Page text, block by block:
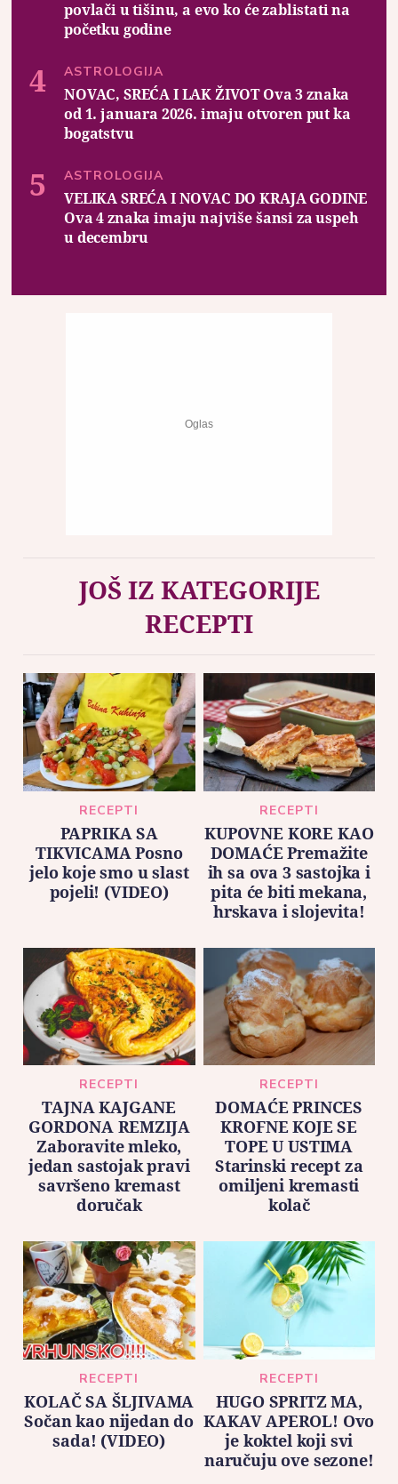
povlači u tišinu, a evo ko će zablistati na
početku godine
ASTROLOGIJA
NOVAC, SREĆA I LAK ŽIVOT Ova 3 znaka
od 1. januara 2026. imaju otvoren put ka
bogatstvu
ASTROLOGIJA
VELIKA SREĆA I NOVAC DO KRAJA GODINE
Ova 4 znaka imaju najviše šansi za uspeh
u decembru
JOŠ IZ KATEGORIJE
RECEPTI
RECEPTI
PAPRIKA SA
TIKVICAMA Posno
jelo koje smo u slast
pojeli! (VIDEO)
RECEPTI
KUPOVNE KORE KAO
DOMAĆE Premažite
ih sa ova 3 sastojka i
pita će biti mekana,
hrskava i slojevita!
RECEPTI
TAJNA KAJGANE
GORDONA REMZIJA
Zaboravite mleko,
jedan sastojak pravi
savršeno kremast
doručak
RECEPTI
DOMAĆE PRINCES
KROFNE KOJE SE
TOPE U USTIMA
Starinski recept za
omiljeni kremasti
kolač
RECEPTI
KOLAČ SA ŠLJIVAMA
Sočan kao nijedan do
sada! (VIDEO)
RECEPTI
HUGO SPRITZ MA,
KAKAV APEROL! Ovo
je koktel koji svi
naručuju ove sezone!